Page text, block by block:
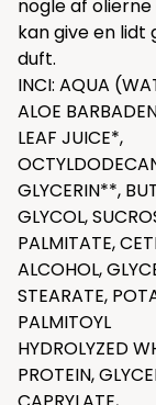
nogle af
kan give en lidt
duft.
INCI: AQUA
ALOE
LEAF JUICE*,
GLYCERIN**,
GLYCOL,
PALMITATE,
ALCOHOL,
STEARATE,
PALMITOYL
HYDROLYZED
PROTEIN,